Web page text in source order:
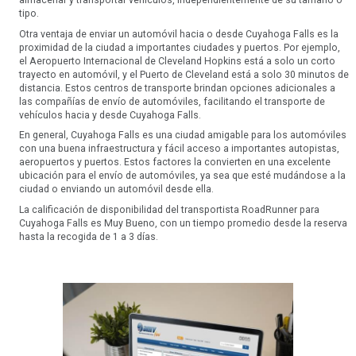
tipo.
Otra ventaja de enviar un automóvil hacia o desde Cuyahoga Falls es la
proximidad de la ciudad a importantes ciudades y puertos. Por ejemplo,
el Aeropuerto Internacional de Cleveland Hopkins está a solo un corto
trayecto en automóvil, y el Puerto de Cleveland está a solo 30 minutos de
distancia. Estos centros de transporte brindan opciones adicionales a
las compañías de envío de automóviles, facilitando el transporte de
vehículos hacia y desde Cuyahoga Falls.
En general, Cuyahoga Falls es una ciudad amigable para los automóviles
con una buena infraestructura y fácil acceso a importantes autopistas,
aeropuertos y puertos. Estos factores la convierten en una excelente
ubicación para el envío de automóviles, ya sea que esté mudándose a la
ciudad o enviando un automóvil desde ella.
La calificación de disponibilidad del transportista RoadRunner para
Cuyahoga Falls es Muy Bueno, con un tiempo promedio desde la reserva
hasta la recogida de 1 a 3 días.